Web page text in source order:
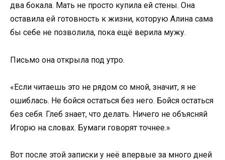
два бокала. Мать не просто купила ей стены. Она
оставила ей готовность к жизни, которую Алина сама
бы себе не позволила, пока ещё верила мужу.
Письмо она открыла под утро.
«Если читаешь это не рядом со мной, значит, я не
ошиблась. Не бойся остаться без него. Бойся остаться
без себя. Глеб знает, что делать. Ничего не объясняй
Игорю на словах. Бумаги говорят точнее.»
Вот после этой записки у неё впервые за много дней